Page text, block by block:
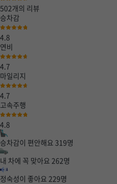
502개의 리뷰
승차감
4.8
연비
4.7
마일리지
4.7
고속주행
4.8
승차감이 편안해요 319명
내 차에 꼭 맞아요 262명
정숙성이 좋아요 229명